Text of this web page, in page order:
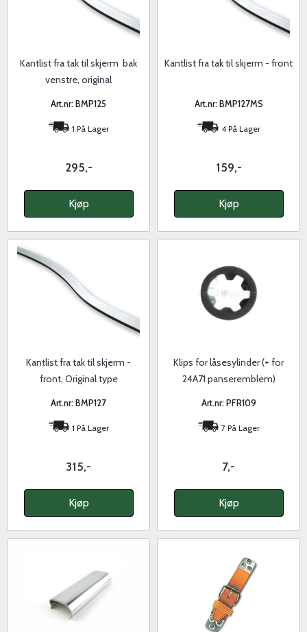
Kantlist fra tak til skjerm  bak
venstre, original
Art.nr: BMP125
1 På Lager
295,-
Kjøp
Kantlist fra tak til skjerm - front
Art.nr: BMP127MS
4 På Lager
159,-
Kjøp
Kantlist fra tak til skjerm -
front, Original type
Art.nr: BMP127
1 På Lager
315,-
Kjøp
Klips for låsesylinder (+ for
24A71 panseremblem)
Art.nr: PFR109
7 På Lager
7,-
Kjøp